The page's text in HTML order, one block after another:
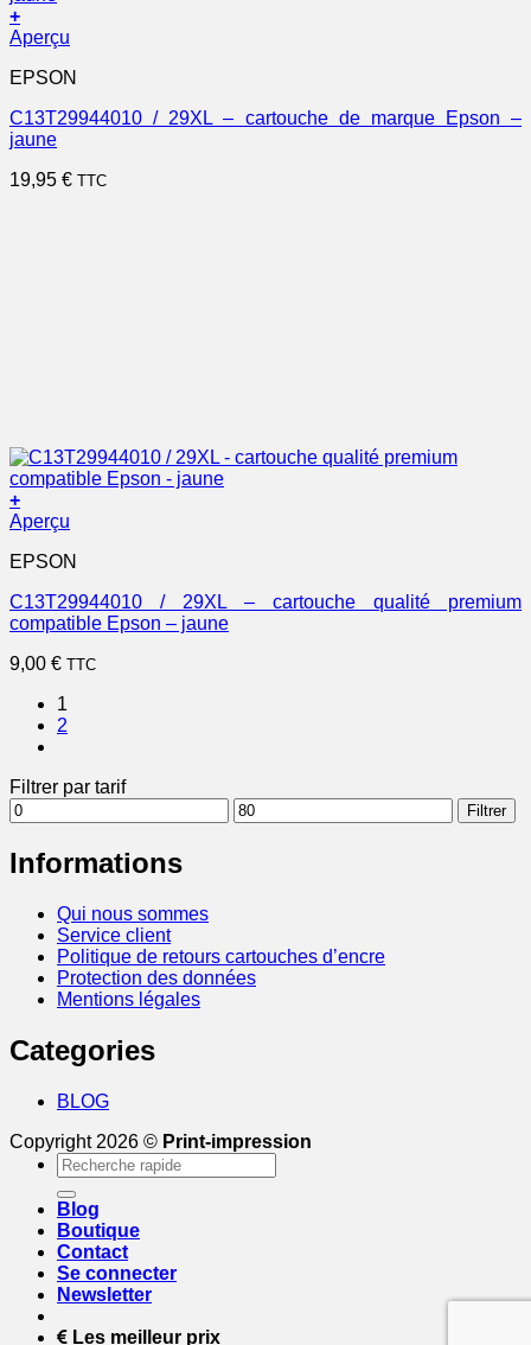
+
Aperçu
EPSON
C13T29944010 / 29XL – cartouche de marque Epson –
jaune
19,95 € TTC
+
Aperçu
EPSON
C13T29944010 / 29XL – cartouche qualité premium
compatible Epson – jaune
9,00 € TTC
1
2
Filtrer par tarif
Prix
min
Prix
max
Filtrer
Informations
Qui nous sommes
Service client
Politique de retours cartouches d’encre
Protection des données
Mentions légales
Categories
BLOG
Copyright 2026 © Print-impression
Recherche
pour :
Blog
Boutique
Contact
Se connecter
Newsletter
Les meilleur prix